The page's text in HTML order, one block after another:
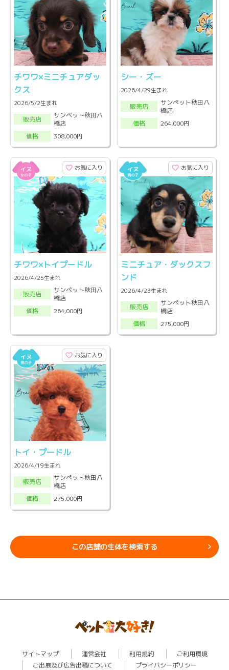
チワワ×ミニチュアダッ
クス
2026/5/2生まれ
販売店
サンペット秋田八
橋店
価格
308,000円
シー・ズー
2026/4/29生まれ
販売店
サンペット秋田八
橋店
価格
264,000円
お気に入り
チワワ×トイプードル
2026/4/25生まれ
販売店
サンペット秋田八
橋店
価格
264,000円
お気に入り
ミニチュア・ダックスフ
ンド
2026/4/23生まれ
販売店
サンペット秋田八
橋店
価格
275,000円
お気に入り
トイ・プードル
2026/4/19生まれ
販売店
サンペット秋田八
橋店
価格
275,000円
この店舗の生体を検索する
サイトマップ 運営会社 利用規約
ご利用環境
ご出展及び広告出稿について
プライバシーポリシー